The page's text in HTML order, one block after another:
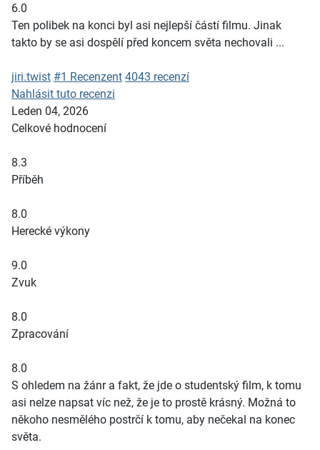
6.0
Ten polibek na konci byl asi nejlepší částí filmu. Jinak
takto by se asi dospělí před koncem světa nechovali ...
jiri.twist #1 Recenzent 4043 recenzí
Nahlásit tuto recenzi
Leden 04, 2026
Celkové hodnocení
8.3
Příběh
8.0
Herecké výkony
9.0
Zvuk
8.0
Zpracování
8.0
S ohledem na žánr a fakt, že jde o studentský film, k tomu
asi nelze napsat víc než, že je to prostě krásný. Možná to
někoho nesmělého postrčí k tomu, aby nečekal na konec
světa.